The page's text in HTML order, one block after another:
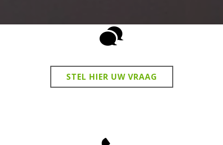
STEL HIER UW VRAAG